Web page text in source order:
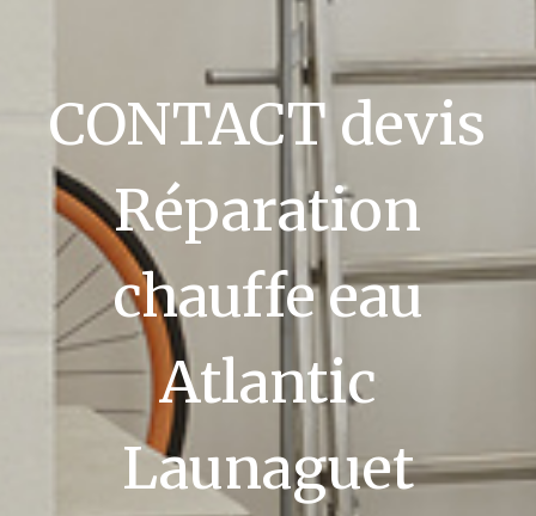
CONTACT devis
Réparation
chauffe eau
Atlantic
Launaguet